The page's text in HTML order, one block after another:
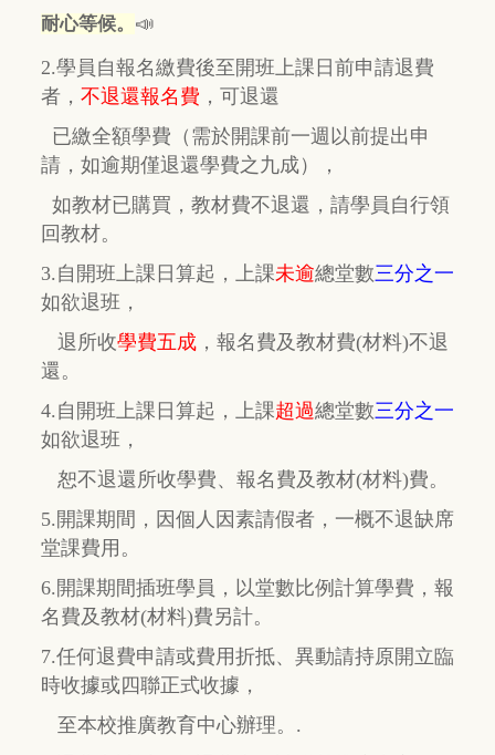
耐心等候。 📣
2.學員自報名繳費後至開班上課日前申請退費
者， 不退還報名費 ， 可退還
已繳全額學費 （需於開課前一週以前提出申
請，如逾期僅退還學費之九成），
如教材已購買，教材費不退還， 請學員自行領
回教材。
3.自開班上課日算起，上課未逾總堂數三分之一
如欲退班，
退所收學費五成 ， 報名費及教材費(材料)不退
還。
4.自開班上課日算起，上課超過總堂數三分之一
如欲退班，
恕不退還所收學費、報名費及教材(材料)費。
5.開課期間，因個人因素請假者，一概不退缺席
堂課費用。
6.開課期間插班學員，以堂數比例計算學費，報
名費及教材(材料)費另計。
7.任何退費申請或費用折抵、異動請持原開立臨
時收據或四聯正式收據，
至本校推廣教育中心辦理。.